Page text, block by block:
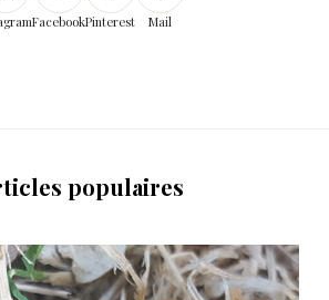
FacebookPinterest Mail
populaires